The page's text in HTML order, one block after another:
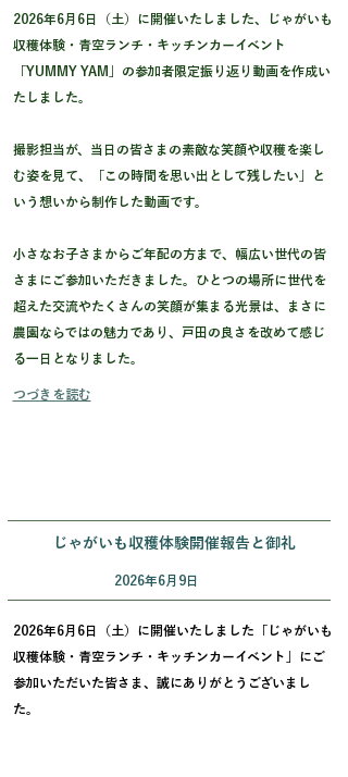
2026年6月6日（土）に開催いたしました、じゃがいも
収穫体験・青空ランチ・キッチンカーイベント
「YUMMY YAM」の参加者限定振り返り動画を作成い
たしました。
撮影担当が、当日の皆さまの素敵な笑顔や収穫を楽し
む姿を見て、「この時間を思い出として残したい」と
いう想いから制作した動画です。
小さなお子さまからご年配の方まで、幅広い世代の皆
さまにご参加いただきました。ひとつの場所に世代を
超えた交流やたくさんの笑顔が集まる光景は、まさに
農園ならではの魅力であり、戸田の良さを改めて感じ
る一日となりました。
つづきを読む
じゃがいも収穫体験開催報告と御礼
2026年6月9日
2026年6月6日（土）に開催いたしました「じゃがいも
収穫体験・青空ランチ・キッチンカーイベント」にご
参加いただいた皆さま、誠にありがとうございまし
た。